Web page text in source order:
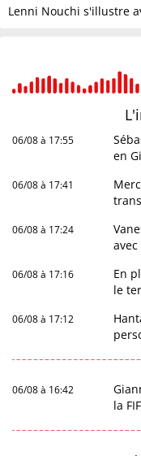
Lenni Nouchi s'illustre
06/08 à 17:55
en
06/08 à 17:41
06/08 à 17:24
06/08 à 17:16
En
le
06/08 à 17:12
06/08 à 16:42
la